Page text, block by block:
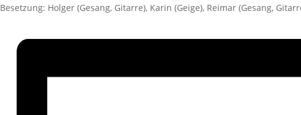
Besetzung: Holger (Gesang, Gitarre), Karin (Geige), Reimar (Gesang,